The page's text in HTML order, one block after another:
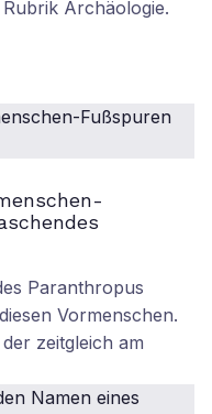
Archäologie.
Paranthropus
Vormenschen.
zeitgleich am